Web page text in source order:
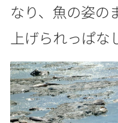
なり、魚の姿の
上げられっぱ